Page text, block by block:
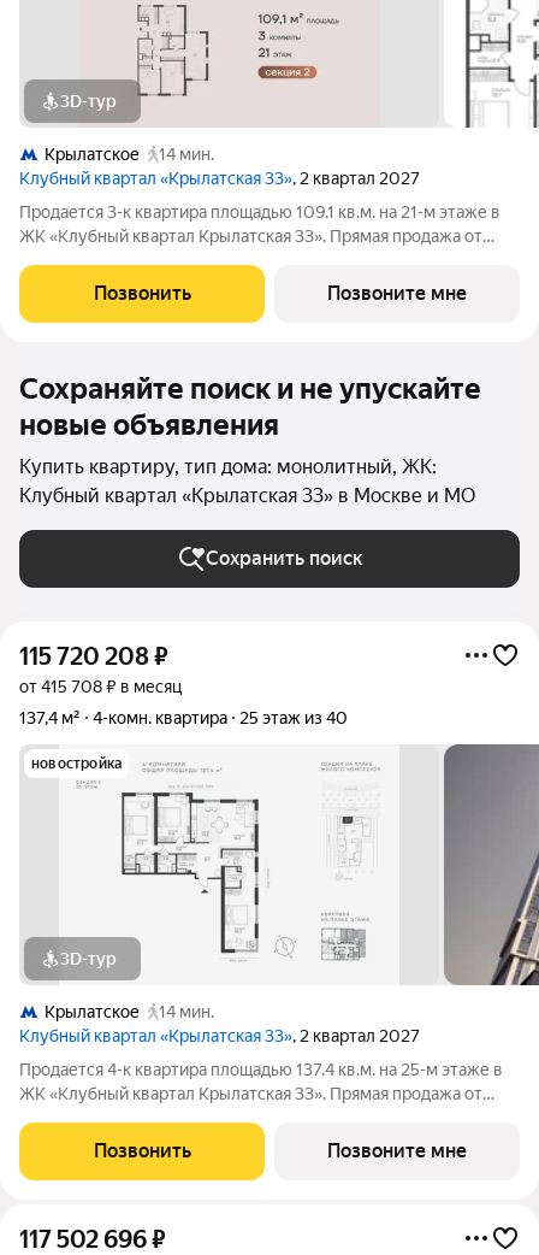
3D-тур
Крылатское
14 мин.
Клубный квартал «Крылатская 33», 2 квартал 2027
Продается 3-к квартира площадью 109.1 кв.м. на 21-м этаже в
ЖК «Клубный квартал Крылатская 33». Прямая продажа от
западе Москвы от специализированного застройщика
«Сияние». Комплекс расположен
Позвонить Позвоните мне
Сохраняйте поиск и не упускайте
новые объявления
Купить квартиру, тип дома: монолитный, ЖК:
Клубный квартал «Крылатская 33» в Москве и МО
Сохранить поиск
115 720 208₽
от 415 708 ₽ в месяц
137,4 м²
4-комн. квартира 25 этаж из 40
новостройка
3D-тур
Крылатское
14 мин.
Клубный квартал «Крылатская 33», 2 квартал 2027
Продается 4-к квартира площадью 137.4 кв.м. на 25-м этаже в
ЖК «Клубный квартал Крылатская 33». Прямая продажа от
западе Москвы от специализированного застройщика
«Сияние». Комплекс расположен
Позвонить Позвоните мне
117 502 696₽